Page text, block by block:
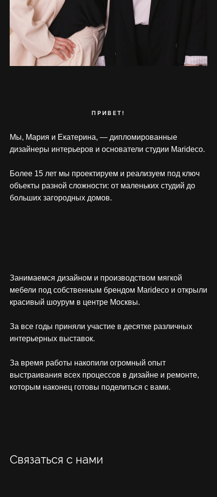
ПРИВЕТ!
Мы, Мария и Екатерина, — дипломированные
дизайнеры интерьеров и основатели студии Marideco.
Более 15 лет мы проектируем и реализуем под ключ
объекты разной сложности: от маленьких студий до
больших загородных домов.
Занимаемся дизайном и производством мягкой
мебели под собственным брендом Marideco и открыли
красивый шоурум в центре Москвы.
За все годы приняли участие в десятке различных
интерьерных выставок.
За время работы накопили огромный опыт
выстраивания всех процессов в дизайне и ремонте,
которым наконец готовы поделиться с вами.
Связаться с нами